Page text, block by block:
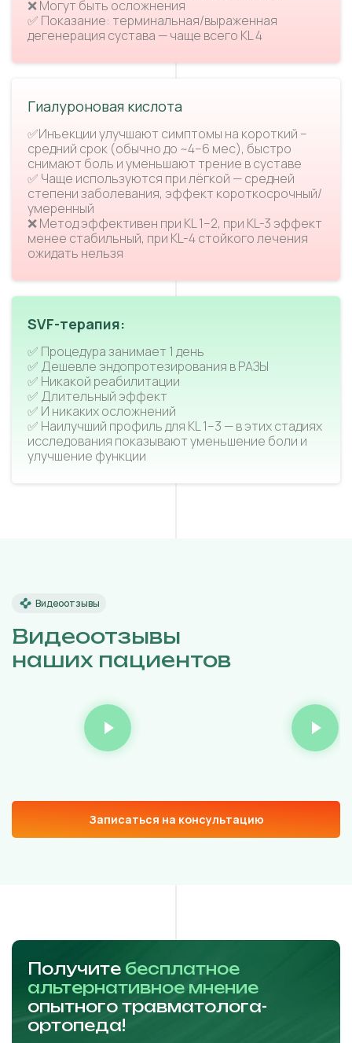
❌ Могут быть осложнения
✅ Показание: терминальная/выраженная
дегенерация сустава — чаще всего KL 4
Гиалуроновая кислота
✅Инъекции улучшают симптомы на короткий –
средний срок (обычно до ~4–6 мес), быстро
снимают боль и уменьшают трение в суставе
✅ Чаще используются при лёгкой — средней
степени заболевания, эффект короткосрочный/
умеренный
❌ Метод эффективен при KL 1–2, при KL-3 эффект
менее стабильный, при KL-4 стойкого лечения
ожидать нельзя
SVF-терапия:
✅ Процедура занимает 1 день
✅ Дешевле эндопротезирования в РАЗЫ
✅ Никакой реабилитации
✅ Длительный эффект
✅ И никаких осложнений
✅ Наилучший профиль для KL 1–3 — в этих стадиях
исследования показывают уменьшение боли и
улучшение функции
Видеоотзывы
Видеоотзывы
наших пациентов
Записаться на консультацию
Получите бесплатное
альтернативное мнение
опытного травматолога-
ортопеда!